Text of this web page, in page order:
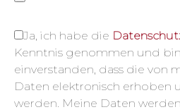
Ja, ich habe die
Kenntnis genommen und
einverstanden, dass die von
Daten elektronisch erhoben
werden. Meine Daten